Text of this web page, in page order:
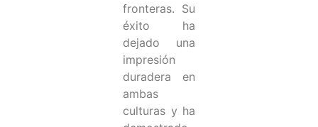
fronteras. Su
éxito ha
dejado una
impresión
duradera en
ambas
culturas y ha